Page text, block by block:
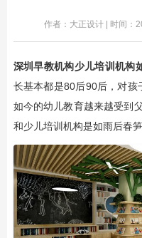
作者：大正设计 | 时间：
深圳早教机构少儿培训机构
长基本都是80后90后，对孩
如今的幼儿教育越来越受到
和少儿培训机构是如雨后春笋